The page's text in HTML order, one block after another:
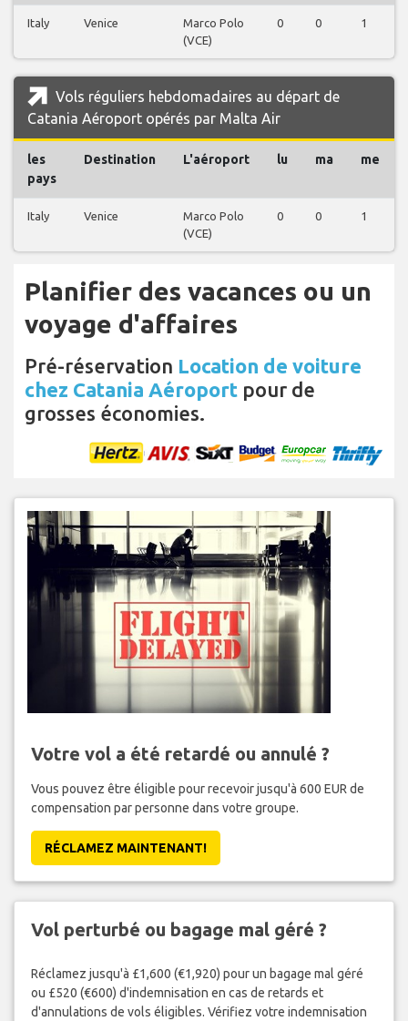
Italy Venice
Marco Polo
(VCE)
0 0 1
Vols réguliers hebdomadaires au départ de
Catania Aéroport opérés par Malta Air
les
pays
Destination L'aéroport lu ma me
Italy Venice
Marco Polo
(VCE)
0 0 1
Planifier des vacances ou un
voyage d'affaires
Pré-réservation Location de voiture
chez Catania Aéroport pour de
grosses économies.
Votre vol a été retardé ou annulé ?
Vous pouvez être éligible pour recevoir jusqu'à 600 EUR de
compensation par personne dans votre groupe.
RÉCLAMEZ MAINTENANT!
Vol perturbé ou bagage mal géré ?
Réclamez jusqu'à £1,600 (€1,920) pour un bagage mal géré
ou £520 (€600) d'indemnisation en cas de retards et
d'annulations de vols éligibles. Vérifiez votre indemnisation